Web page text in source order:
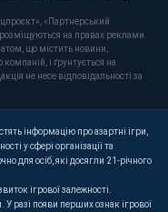
«Партнерський
розміщуються на правах реклами.
що містить новини,
і ґрунтується на
не несе відповідальності за
інформацію про азартні ігри,
у сфері організації та
для осіб, які досягли 21-річного
ігрової залежності.
разі появи перших ознак ігрової